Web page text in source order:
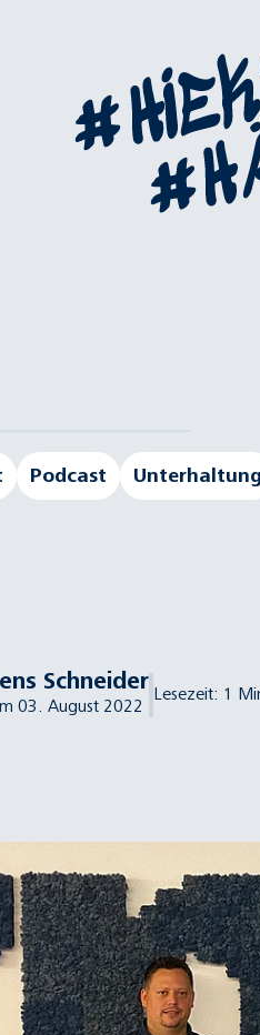
Podcast Unterhaltung
Schneider
03. August 2022
Lesezeit: 1